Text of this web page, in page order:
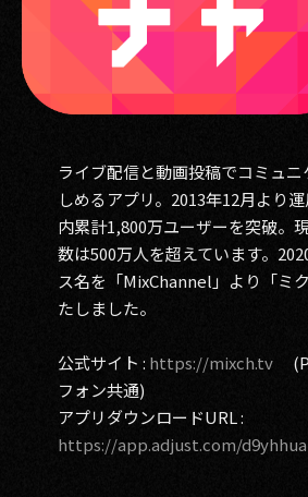
ライブ配信と動画投稿でコミュ
しめるアプリ。2013年12月より
内累計1,800万ユーザーを突破。
数は500万人を超えています。
ス名を「MixChannel」より「ミ
たしました。
公式サイト : https://mixch.tv
フォン共通)
アプリダウンロードURL :
https://app.adjust.com/d9yhhua